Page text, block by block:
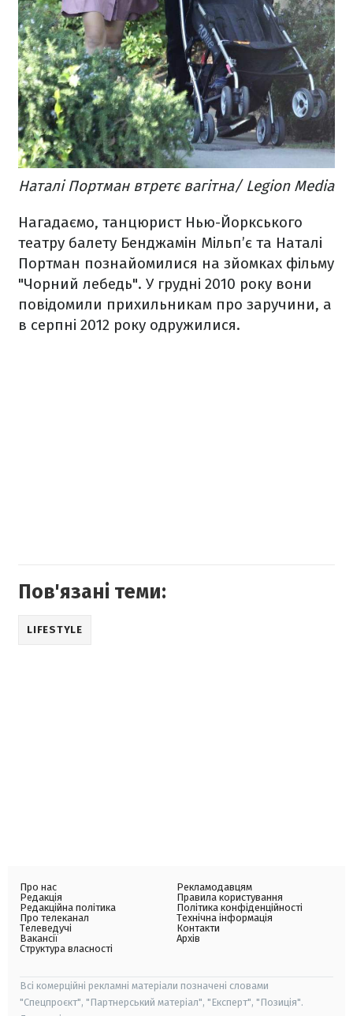
Наталі Портман втретє вагітна/ Legion Media
Нагадаємо, танцюрист Нью-Йоркського
театру балету Бенджамін Мільп’є та Наталі
Портман познайомилися на зйомках фільму
"Чорний лебедь". У грудні 2010 року вони
повідомили прихильникам про заручини, а
в серпні 2012 року одружилися.
Пов'язані теми:
LIFESTYLE
Про нас
Редакція
Редакційна політика
Про телеканал
Телеведучі
Вакансії
Структура власності
Рекламодавцям
Правила користування
Політика конфіденційності
Технічна інформація
Контакти
Архів
Всі комерційні рекламні матеріали позначені словами
"Спецпроєкт", "Партнерський матеріал", "Експерт", "Позиція".